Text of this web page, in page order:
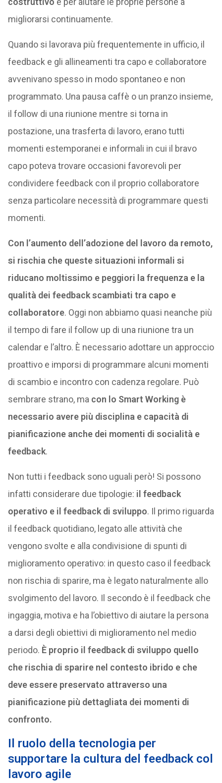
migliorarsi continuamente.
Quando si lavorava più frequentemente in ufficio, il
feedback e gli allineamenti tra capo e collaboratore
avvenivano spesso in modo spontaneo e non
programmato. Una pausa caffè o un pranzo insieme,
il follow di una riunione mentre si torna in
postazione, una trasferta di lavoro, erano tutti
momenti estemporanei e informali in cui il bravo
capo poteva trovare occasioni favorevoli per
condividere feedback con il proprio collaboratore
senza particolare necessità di programmare questi
momenti.
Con l’aumento dell’adozione del lavoro da remoto,
si rischia che queste situazioni informali si
riducano moltissimo e peggiori la frequenza e la
qualità dei feedback scambiati tra capo e
collaboratore. Oggi non abbiamo quasi neanche più
il tempo di fare il follow up di una riunione tra un
calendar e l’altro. È necessario adottare un approccio
proattivo e imporsi di programmare alcuni momenti
di scambio e incontro con cadenza regolare. Può
sembrare strano, ma con lo Smart Working è
necessario avere più disciplina e capacità di
pianificazione anche dei momenti di socialità e
feedback.
Non tutti i feedback sono uguali però! Si possono
infatti considerare due tipologie: il feedback
operativo e il feedback di sviluppo. Il primo riguarda
il feedback quotidiano, legato alle attività che
vengono svolte e alla condivisione di spunti di
miglioramento operativo: in questo caso il feedback
non rischia di sparire, ma è legato naturalmente allo
svolgimento del lavoro. Il secondo è il feedback che
ingaggia, motiva e ha l’obiettivo di aiutare la persona
a darsi degli obiettivi di miglioramento nel medio
periodo. È proprio il feedback di sviluppo quello
che rischia di sparire nel contesto ibrido e che
deve essere preservato attraverso una
pianificazione più dettagliata dei momenti di
confronto.
Il ruolo della tecnologia per
supportare la cultura del feedback col
lavoro agile